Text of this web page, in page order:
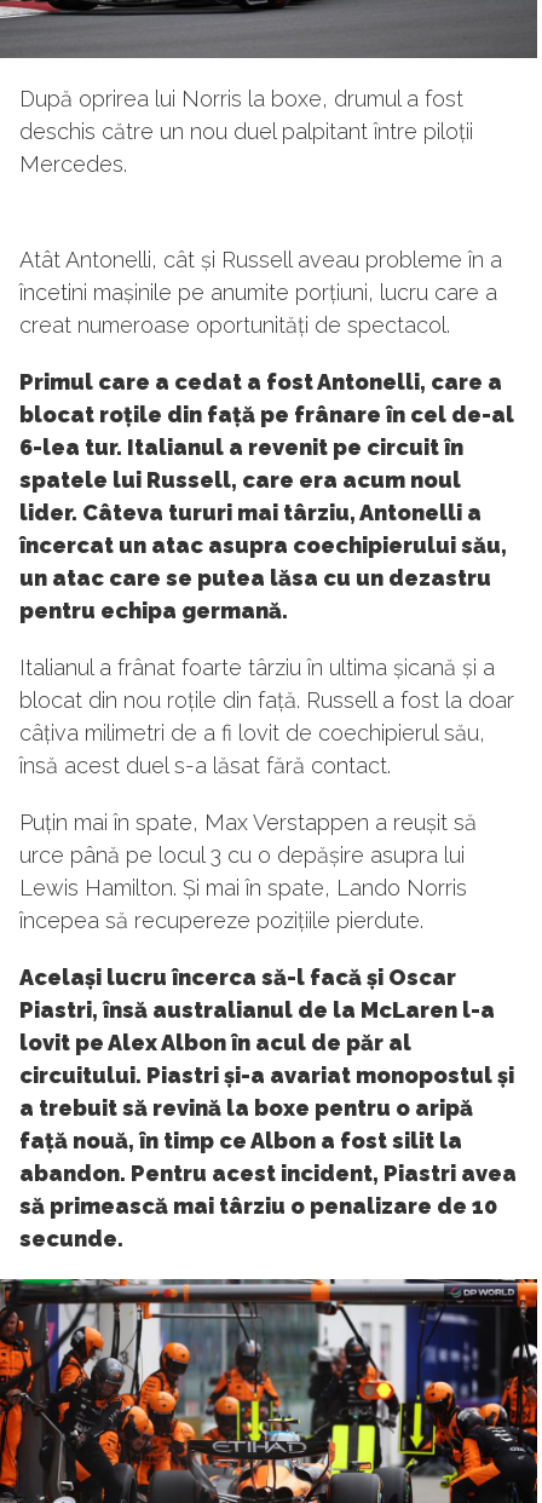
După oprirea lui Norris la boxe, drumul a fost
deschis către un nou duel palpitant între piloții
Mercedes.
Atât Antonelli, cât și Russell aveau probleme în a
încetini mașinile pe anumite porțiuni, lucru care a
creat numeroase oportunități de spectacol.
Primul care a cedat a fost Antonelli, care a
blocat roțile din față pe frânare în cel de-al
6-lea tur. Italianul a revenit pe circuit în
spatele lui Russell, care era acum noul
lider. Câteva tururi mai târziu, Antonelli a
încercat un atac asupra coechipierului său,
un atac care se putea lăsa cu un dezastru
pentru echipa germană.
Italianul a frânat foarte târziu în ultima șicană și a
blocat din nou roțile din față. Russell a fost la doar
câțiva milimetri de a fi lovit de coechipierul său,
însă acest duel s-a lăsat fără contact.
Puțin mai în spate, Max Verstappen a reușit să
urce până pe locul 3 cu o depășire asupra lui
Lewis Hamilton. Și mai în spate, Lando Norris
începea să recupereze pozițiile pierdute.
Același lucru încerca să-l facă și Oscar
Piastri, însă australianul de la McLaren l-a
lovit pe Alex Albon în acul de păr al
circuitului. Piastri și-a avariat monopostul și
a trebuit să revină la boxe pentru o aripă
față nouă, în timp ce Albon a fost silit la
abandon. Pentru acest incident, Piastri avea
să primească mai târziu o penalizare de 10
secunde.